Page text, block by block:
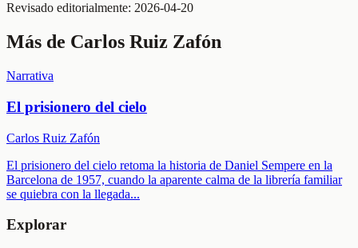
Revisado editorialmente: 2026-04-20
Más de Carlos Ruiz Zafón
Narrativa
El prisionero del cielo
Carlos Ruiz Zafón
El prisionero del cielo retoma la historia de Daniel Sempere en la
Barcelona de 1957, cuando la aparente calma de la librería familiar
se quiebra con la llegada...
Explorar